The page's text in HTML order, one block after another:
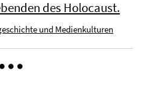
des Holocaust.
und Medienkulturen